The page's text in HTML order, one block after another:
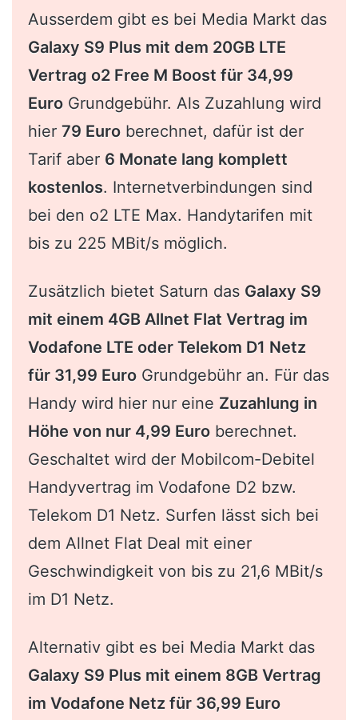
Ausserdem gibt es bei Media Markt das
Galaxy S9 Plus mit dem 20GB LTE
Vertrag o2 Free M Boost für 34,99
Euro Grundgebühr. Als Zuzahlung wird
hier 79 Euro berechnet, dafür ist der
Tarif aber 6 Monate lang komplett
kostenlos. Internetverbindungen sind
bei den o2 LTE Max. Handytarifen mit
bis zu 225 MBit/s möglich.
Zusätzlich bietet Saturn das Galaxy S9
mit einem 4GB Allnet Flat Vertrag im
Vodafone LTE oder Telekom D1 Netz
für 31,99 Euro Grundgebühr an. Für das
Handy wird hier nur eine Zuzahlung in
Höhe von nur 4,99 Euro berechnet.
Geschaltet wird der Mobilcom-Debitel
Handyvertrag im Vodafone D2 bzw.
Telekom D1 Netz. Surfen lässt sich bei
dem Allnet Flat Deal mit einer
Geschwindigkeit von bis zu 21,6 MBit/s
im D1 Netz.
Alternativ gibt es bei Media Markt das
Galaxy S9 Plus mit einem 8GB Vertrag
im Vodafone Netz für 36,99 Euro